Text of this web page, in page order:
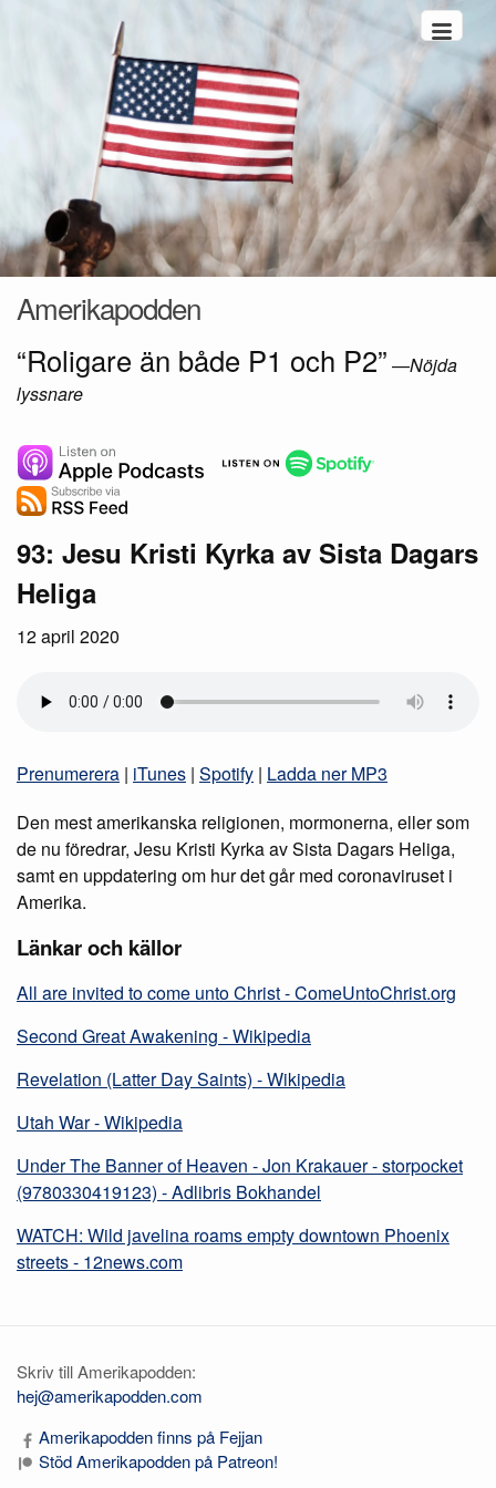
Amerikapodden
“Roligare än både P1 och P2” —Nöjda
lyssnare
93: Jesu Kristi Kyrka av Sista Dagars
Heliga
12 april 2020
Prenumerera | iTunes | Spotify | Ladda ner MP3
Den mest amerikanska religionen, mormonerna, eller som
de nu föredrar, Jesu Kristi Kyrka av Sista Dagars Heliga,
samt en uppdatering om hur det går med coronaviruset i
Amerika.
Länkar och källor
All are invited to come unto Christ - ComeUntoChrist.org
Second Great Awakening - Wikipedia
Revelation (Latter Day Saints) - Wikipedia
Utah War - Wikipedia
Under The Banner of Heaven - Jon Krakauer - storpocket
(9780330419123) - Adlibris Bokhandel
WATCH: Wild javelina roams empty downtown Phoenix
streets - 12news.com
Skriv till Amerikapodden:
hej@amerikapodden.com
Amerikapodden finns på Fejjan
Stöd Amerikapodden på Patreon!